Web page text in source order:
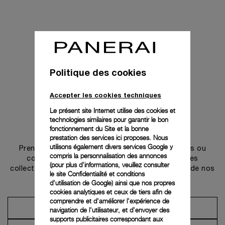
Prendre contact
Prenez rendez-vous dans l’une de nos boutiques ou
contactez notre conciergerie pour découvrir les
collections et bénéficier des conseils ou services de nos
ambassadeurs.
Prendre un rendez-vous
Politique des cookies
Accepter les cookies techniques
Le présent site Internet utilise des cookies et
technologies similaires pour garantir le bon
fonctionnement du Site et la bonne
prestation des services ici proposes. Nous
utilisons également divers services Google y
compris la personnalisation des annonces
(pour plus d'informations, veuillez consulter
le site Confidentialité et conditions
d'utilisation de Google) ainsi que nos propres
cookies analytiques et ceux de tiers afin de
comprendre et d'améliorer l'expérience de
navigation de l'utilisateur, et d'envoyer des
supports publicitaires correspondant aux